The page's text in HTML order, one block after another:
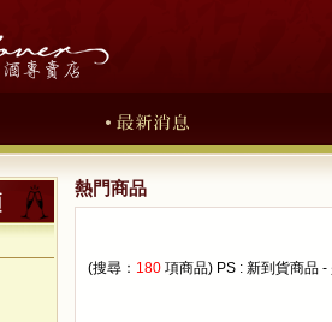
熱門商品
(搜尋： 180 項商品) PS : 新到貨商品